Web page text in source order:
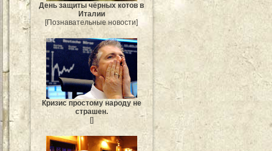
День защиты чёрных котов в
Италии
[Познавательные новости]
Кризис простому народу не
страшен.
[]